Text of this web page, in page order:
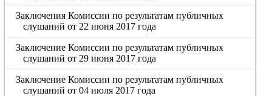
Заключения Комиссии по результатам публичных
слушаний от 22 июня 2017 года
Заключение Комиссии по результатам публичных
слушаний от 29 июня 2017 года
Заключение Комиссии по результатам публичных
слушаний от 04 июля 2017 года